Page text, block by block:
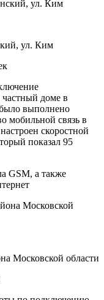
ул. Ким
частный доме в
выполнено
мобильной связь в
скоростной
показал 95
GSM, а также
Московской области